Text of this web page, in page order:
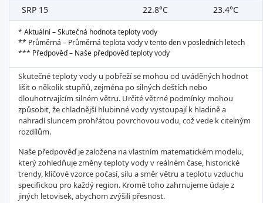
SRP 15
22.8°C 23.4°C
* Aktuální – Skutečná hodnota teploty vody
** Průměrná – Průměrná teplota vody v tento den v posledních letech
*** Předpověď – Naše předpověď teploty vody
Skutečné teploty vody u pobřeží se mohou od uváděných hodnot
lišit o několik stupňů, zejména po silných deštích nebo
dlouhotrvajícím silném větru. Určité větrné podmínky mohou
způsobit, že chladnější hlubinné vody vystoupají k hladině a
nahradí sluncem prohřátou povrchovou vodu, což vede k citelným
rozdílům.
Naše předpověď je založena na vlastním matematickém modelu,
který zohledňuje změny teploty vody v reálném čase, historické
trendy, klíčové vzorce počasí, sílu a směr větru a teplotu vzduchu
specifickou pro každý region. Kromě toho zahrnujeme údaje z
jiných letovisek, abychom zvýšili přesnost.